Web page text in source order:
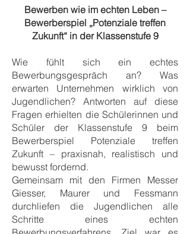
Bewerben wie im echten Leben –
Bewerberspiel „Potenziale treffen
Zukunft“ in der Klassenstufe 9
Wie fühlt sich ein echtes
Bewerbungsgespräch an? Was
erwarten Unternehmen wirklich von
Jugendlichen? Antworten auf diese
Fragen erhielten die Schülerinnen und
Schüler der Klassenstufe 9 beim
Bewerberspiel Potenziale treffen
Zukunft – praxisnah, realistisch und
bewusst fordernd.
Gemeinsam mit den Firmen Messer
Giesser, Maurer und Fessmann
durchliefen die Jugendlichen alle
Schritte eines echten